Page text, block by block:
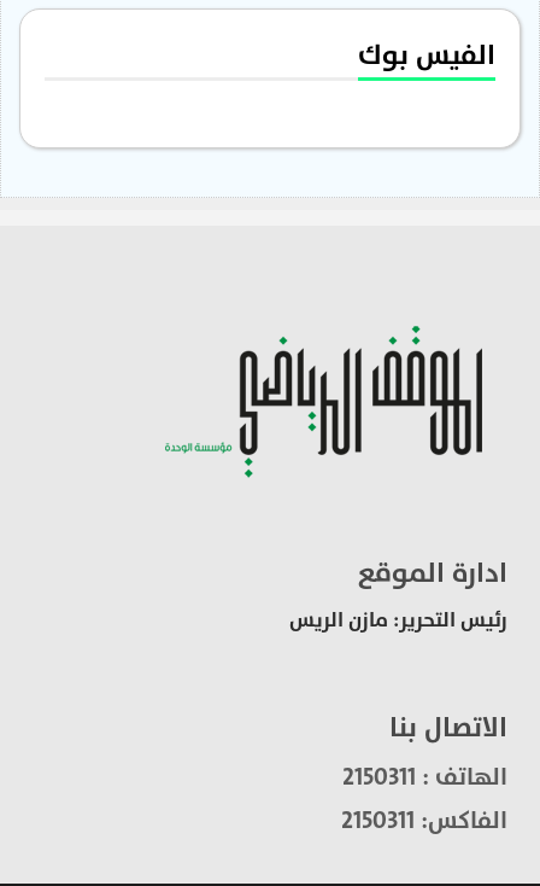
الفيس بوك
ادارة الموقع
رئيس التحرير: مازن الريس
الاتصال بنا
الهاتف : 2150311
الفاكس: 2150311